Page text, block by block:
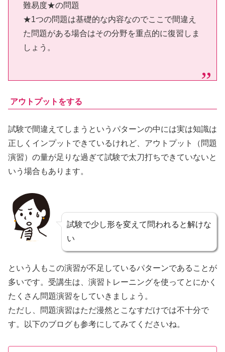
難易度★の問題
★1つの問題は基礎的な内容なのでここで間違え
た問題がある場合はその分野を重点的に復習しま
しょう。
アウトプットをする
試験で間違えてしまうというパターンの中には実は知識は
正しくインプットできているけれど、アウトプット（問題
演習）の量が足りな過ぎて試験で太刀打ちできていないと
いう場合もあります。
試験で少し形を変えて問われると解けな
い
という人もこの演習が不足しているパターンであることが
多いです。受講生は、演習トレーニングを使ってとにかく
たくさん問題演習をしていきましょう。
ただし、問題演習はただ漫然とこなすだけでは不十分で
す。以下のブログも参考にしてみてくださいね。